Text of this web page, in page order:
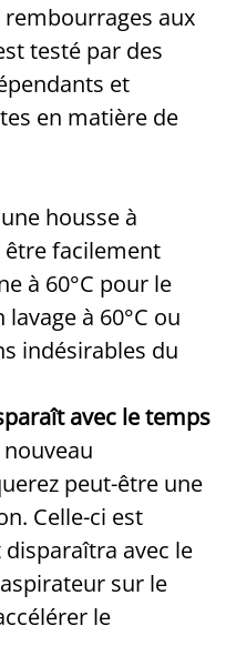
aux
testé par des
et
en matière de
housse à
facilement
à 60°C pour le
à 60°C ou
indésirables du
avec le temps
peut-être une
Celle-ci est
avec le
sur le
le